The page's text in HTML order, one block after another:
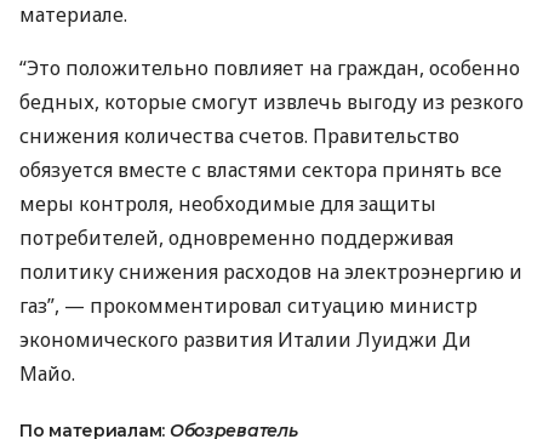
материале.
“Это положительно повлияет на граждан, особенно
бедных, которые смогут извлечь выгоду из резкого
снижения количества счетов. Правительство
обязуется вместе с властями сектора принять все
меры контроля, необходимые для защиты
потребителей, одновременно поддерживая
политику снижения расходов на электроэнергию и
газ”, — прокомментировал ситуацию министр
экономического развития Италии Луиджи Ди
Майо.
По материалам: Обозреватель